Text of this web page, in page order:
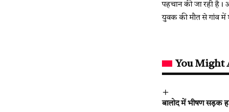
पहचान की जा रही है।
युवक की मौत से गांव में
You Might
बालोद में भीषण सड़क